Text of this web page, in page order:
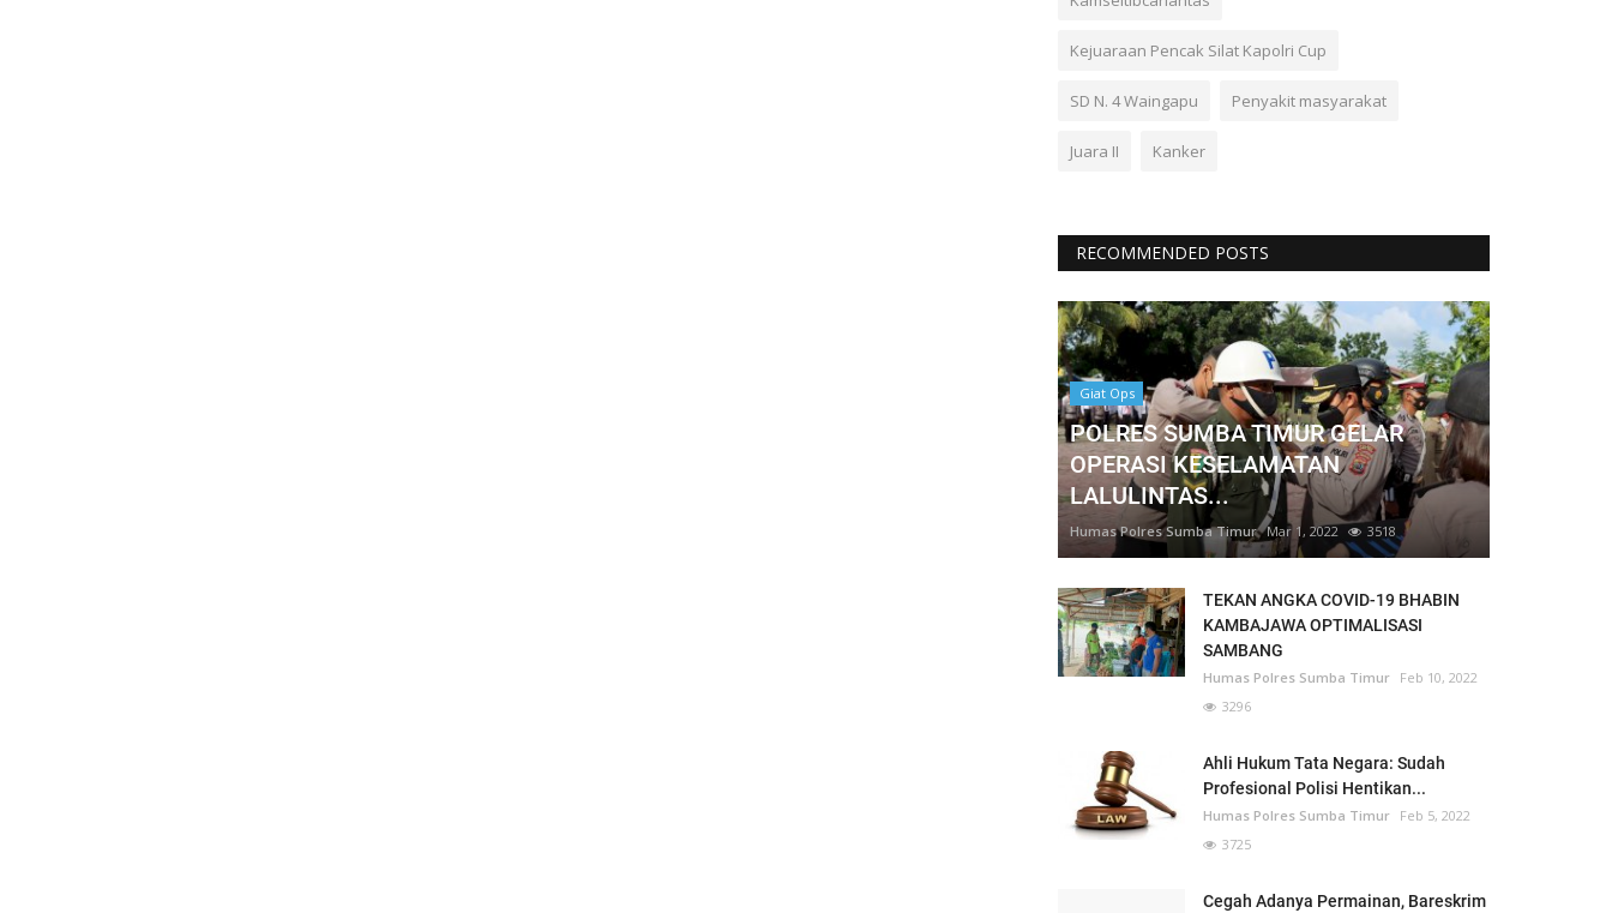
Kejuaraan Pencak Silat Kapolri Cup
SD N. 4 Waingapu Penyakit masyarakat
Juara II Kanker
RECOMMENDED POSTS
Giat Ops
POLRES SUMBA TIMUR GELAR
OPERASI KESELAMATAN
LALULINTAS...
Humas Polres Sumba Timur Mar 1, 2022 3518
TEKAN ANGKA COVID-19 BHABIN
KAMBAJAWA OPTIMALISASI
SAMBANG
Humas Polres Sumba Timur Feb 10, 2022
3296
Ahli Hukum Tata Negara: Sudah
Profesional Polisi Hentikan...
Humas Polres Sumba Timur Feb 5, 2022
3725
Cegah Adanya Permainan, Bareskrim